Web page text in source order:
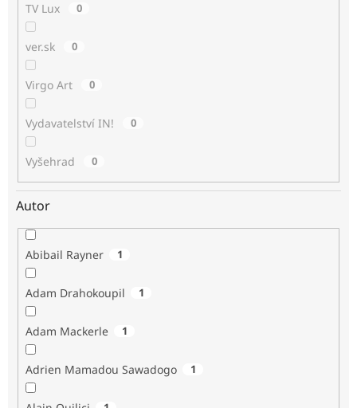
TV Lux 0
ver.sk 0
Virgo Art 0
Vydavatelství IN! 0
Vyšehrad 0
Autor
Abibail Rayner 1
Adam Drahokoupil 1
Adam Mackerle 1
Adrien Mamadou Sawadogo 1